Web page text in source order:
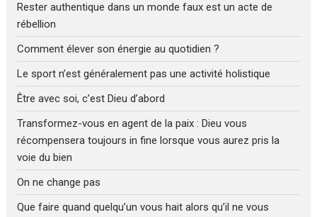
Rester authentique dans un monde faux est un acte de
rébellion
Comment élever son énergie au quotidien ?
Le sport n’est généralement pas une activité holistique
Être avec soi, c’est Dieu d’abord
Transformez-vous en agent de la paix : Dieu vous
récompensera toujours in fine lorsque vous aurez pris la
voie du bien
On ne change pas
Que faire quand quelqu’un vous hait alors qu’il ne vous